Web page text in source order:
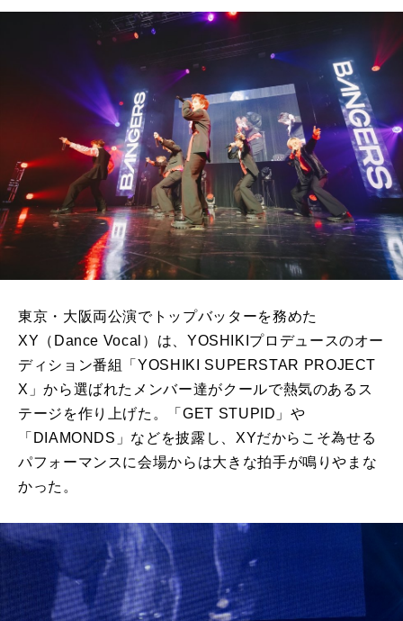
東京・大阪両公演でトップバッターを務めた
XY（Dance Vocal）は、YOSHIKIプロデュースのオー
ディション番組「YOSHIKI SUPERSTAR PROJECT
X」から選ばれたメンバー達がクールで熱気のあるス
テージを作り上げた。「GET STUPID」や
「DIAMONDS」などを披露し、XYだからこそ為せる
パフォーマンスに会場からは大きな拍手が鳴りやまな
かった。